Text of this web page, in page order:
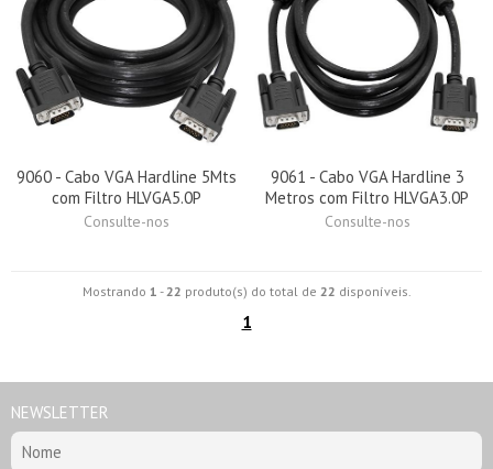
9060 - Cabo VGA Hardline 5Mts
com Filtro HLVGA5.0P
Consulte-nos
9061 - Cabo VGA Hardline 3
Metros com Filtro HLVGA3.0P
Consulte-nos
Mostrando 1 -22 produto(s) do total de 22 disponíveis.
1
NEWSLETTER